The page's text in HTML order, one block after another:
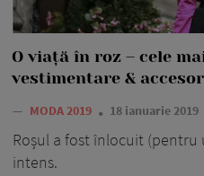
O viață în roz – cele
vestimentare &
— MODA 2019 18 ianuarie 2019
Roșul a fost înlocuit (pentru
intens.